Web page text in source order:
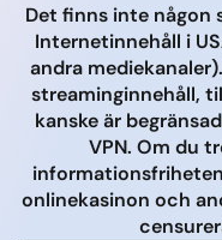
Det finns inte någon
Internetinnehåll i
andra
streaminginnehåll,
kanske är
VPN. Om du
onlinekasinon och